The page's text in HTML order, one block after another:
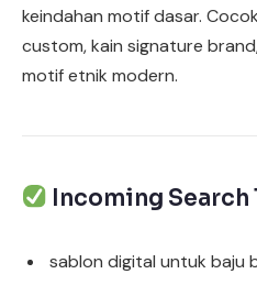
keindahan motif dasar.
custom, kain signature
motif etnik modern.
Incoming Search
sablon digital untuk baju